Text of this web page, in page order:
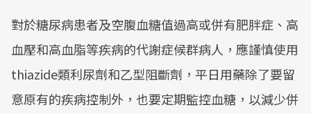
對於糖尿病患者及空腹血糖值過高或併有肥胖症、高
血壓和高血脂等疾病的代謝症候群病人，應謹慎使用
thiazide類利尿劑和乙型阻斷劑，平日用藥除了要留
意原有的疾病控制外，也要定期監控血糖，以減少併